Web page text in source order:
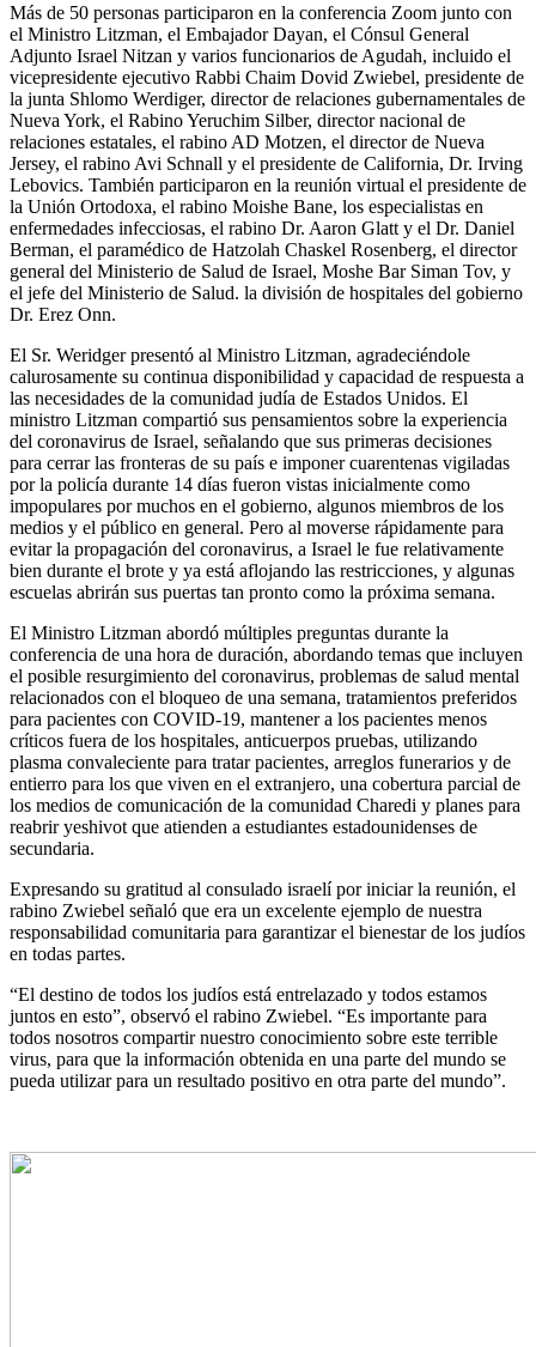
Más de 50 personas participaron en la conferencia Zoom junto con
el Ministro Litzman, el Embajador Dayan, el Cónsul General
Adjunto Israel Nitzan y varios funcionarios de Agudah, incluido el
vicepresidente ejecutivo Rabbi Chaim Dovid Zwiebel, presidente de
la junta Shlomo Werdiger, director de relaciones gubernamentales de
Nueva York, el Rabino Yeruchim Silber, director nacional de
relaciones estatales, el rabino AD Motzen, el director de Nueva
Jersey, el rabino Avi Schnall y el presidente de California, Dr. Irving
Lebovics. También participaron en la reunión virtual el presidente de
la Unión Ortodoxa, el rabino Moishe Bane, los especialistas en
enfermedades infecciosas, el rabino Dr. Aaron Glatt y el Dr. Daniel
Berman, el paramédico de Hatzolah Chaskel Rosenberg, el director
general del Ministerio de Salud de Israel, Moshe Bar Siman Tov, y
el jefe del Ministerio de Salud. la división de hospitales del gobierno
Dr. Erez Onn.
El Sr. Weridger presentó al Ministro Litzman, agradeciéndole
calurosamente su continua disponibilidad y capacidad de respuesta a
las necesidades de la comunidad judía de Estados Unidos. El
ministro Litzman compartió sus pensamientos sobre la experiencia
del coronavirus de Israel, señalando que sus primeras decisiones
para cerrar las fronteras de su país e imponer cuarentenas vigiladas
por la policía durante 14 días fueron vistas inicialmente como
impopulares por muchos en el gobierno, algunos miembros de los
medios y el público en general. Pero al moverse rápidamente para
evitar la propagación del coronavirus, a Israel le fue relativamente
bien durante el brote y ya está aflojando las restricciones, y algunas
escuelas abrirán sus puertas tan pronto como la próxima semana.
El Ministro Litzman abordó múltiples preguntas durante la
conferencia de una hora de duración, abordando temas que incluyen
el posible resurgimiento del coronavirus, problemas de salud mental
relacionados con el bloqueo de una semana, tratamientos preferidos
para pacientes con COVID-19, mantener a los pacientes menos
críticos fuera de los hospitales, anticuerpos pruebas, utilizando
plasma convaleciente para tratar pacientes, arreglos funerarios y de
entierro para los que viven en el extranjero, una cobertura parcial de
los medios de comunicación de la comunidad Charedi y planes para
reabrir yeshivot que atienden a estudiantes estadounidenses de
secundaria.
Expresando su gratitud al consulado israelí por iniciar la reunión, el
rabino Zwiebel señaló que era un excelente ejemplo de nuestra
responsabilidad comunitaria para garantizar el bienestar de los judíos
en todas partes.
“El destino de todos los judíos está entrelazado y todos estamos
juntos en esto”, observó el rabino Zwiebel. “Es importante para
todos nosotros compartir nuestro conocimiento sobre este terrible
virus, para que la información obtenida en una parte del mundo se
pueda utilizar para un resultado positivo en otra parte del mundo”.